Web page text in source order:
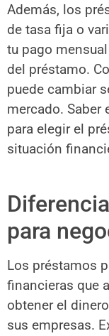
Además, los
de tasa fija o
tu pago
del préstamo.
puede cambiar
mercado. Saber
para elegir el
situación
para
Los préstamos
financieras que
obtener el
sus empresas.